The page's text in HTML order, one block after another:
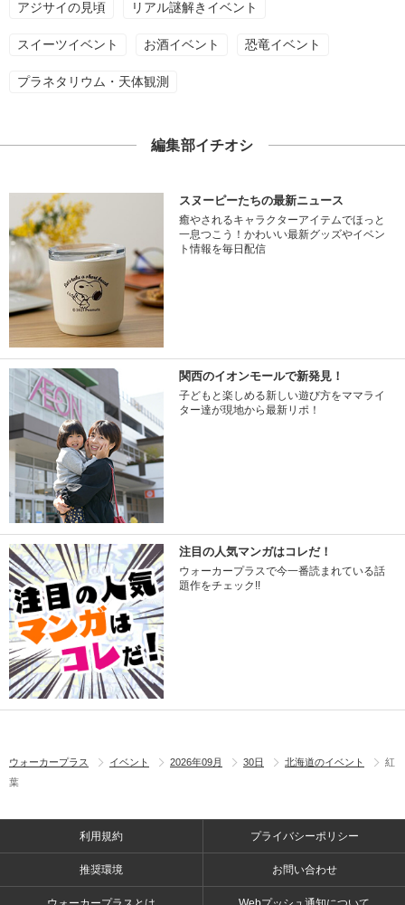
アジサイの見頃 リアル謎解きイベント
スイーツイベント お酒イベント 恐竜イベント
プラネタリウム・天体観測
編集部イチオシ
スヌーピーたちの最新ニュース
癒やされるキャラクターアイテムでほっと
一息つこう！かわいい最新グッズやイベン
ト情報を毎日配信
関西のイオンモールで新発見！
子どもと楽しめる新しい遊び方をママライ
ター達が現地から最新リポ！
注目の人気マンガはコレだ！
ウォーカープラスで今一番読まれている話
題作をチェック!!
ウォーカープラス イベント 2026年09月 30日 北海道のイベント
紅
葉
利用規約 プライバシーポリシー
推奨環境 お問い合わせ